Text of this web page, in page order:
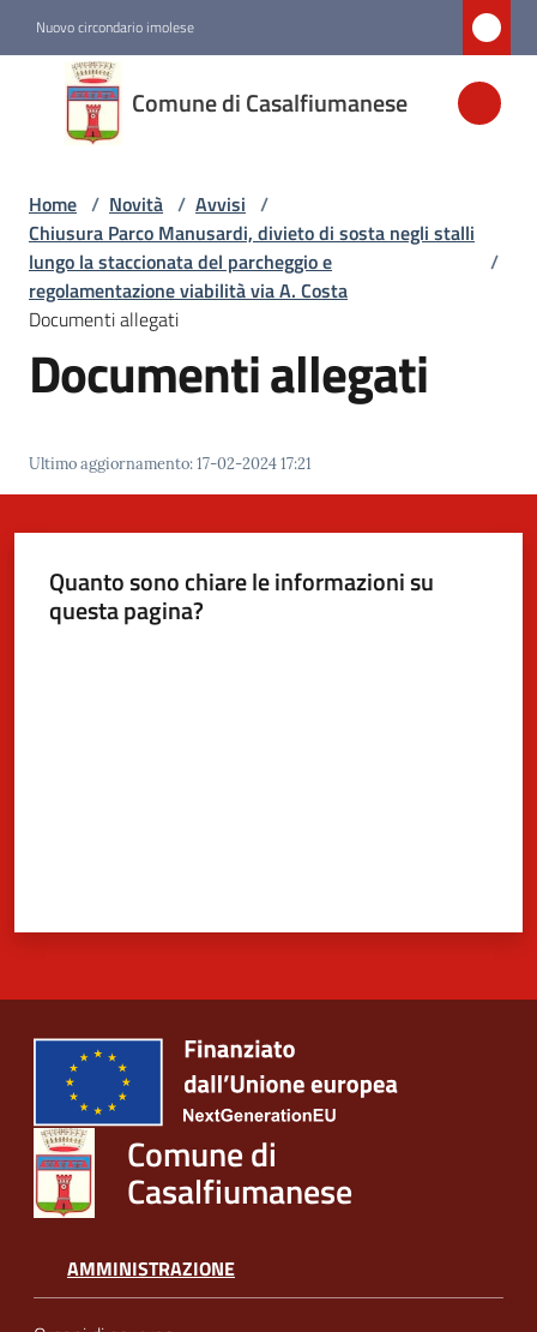
Nuovo circondario imolese
Comune di Casalfiumanese
Comune di
Casalfiumanese
Amministrazione
Novità
Menu selezionato
Servizi
Casalfiumanese
5x1000
Home / Novità / Avvisi /
Chiusura Parco Manusardi, divieto di sosta negli stalli
lungo la staccionata del parcheggio e
regolamentazione viabilità via A. Costa
/
Documenti allegati
Documenti allegati
Ultimo aggiornamento:17-02-2024 17:21
Quanto sono chiare le informazioni su
questa pagina?
Comune di
Casalfiumanese
AMMINISTRAZIONE